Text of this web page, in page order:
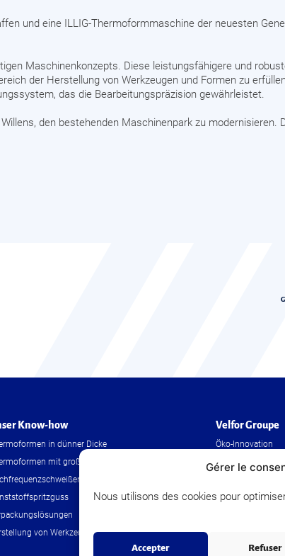
Gérer le
Nous utilisons des cookies pour
Accepter Refuser
und eine ILLIG-Thermoformmaschine der neuesten
Maschinenkonzepts. Diese leistungsfähigere und
der Herstellung von Werkzeugen und Formen zu
das die Bearbeitungspräzision gewährleistet.
den bestehenden Maschinenpark zu modernisieren.
Know-how
in dünner Dicke
mit großer Dicke
von Werkzeugen
Velfor Groupe
Öko-Innovation
Die Gruppe
Human Resources